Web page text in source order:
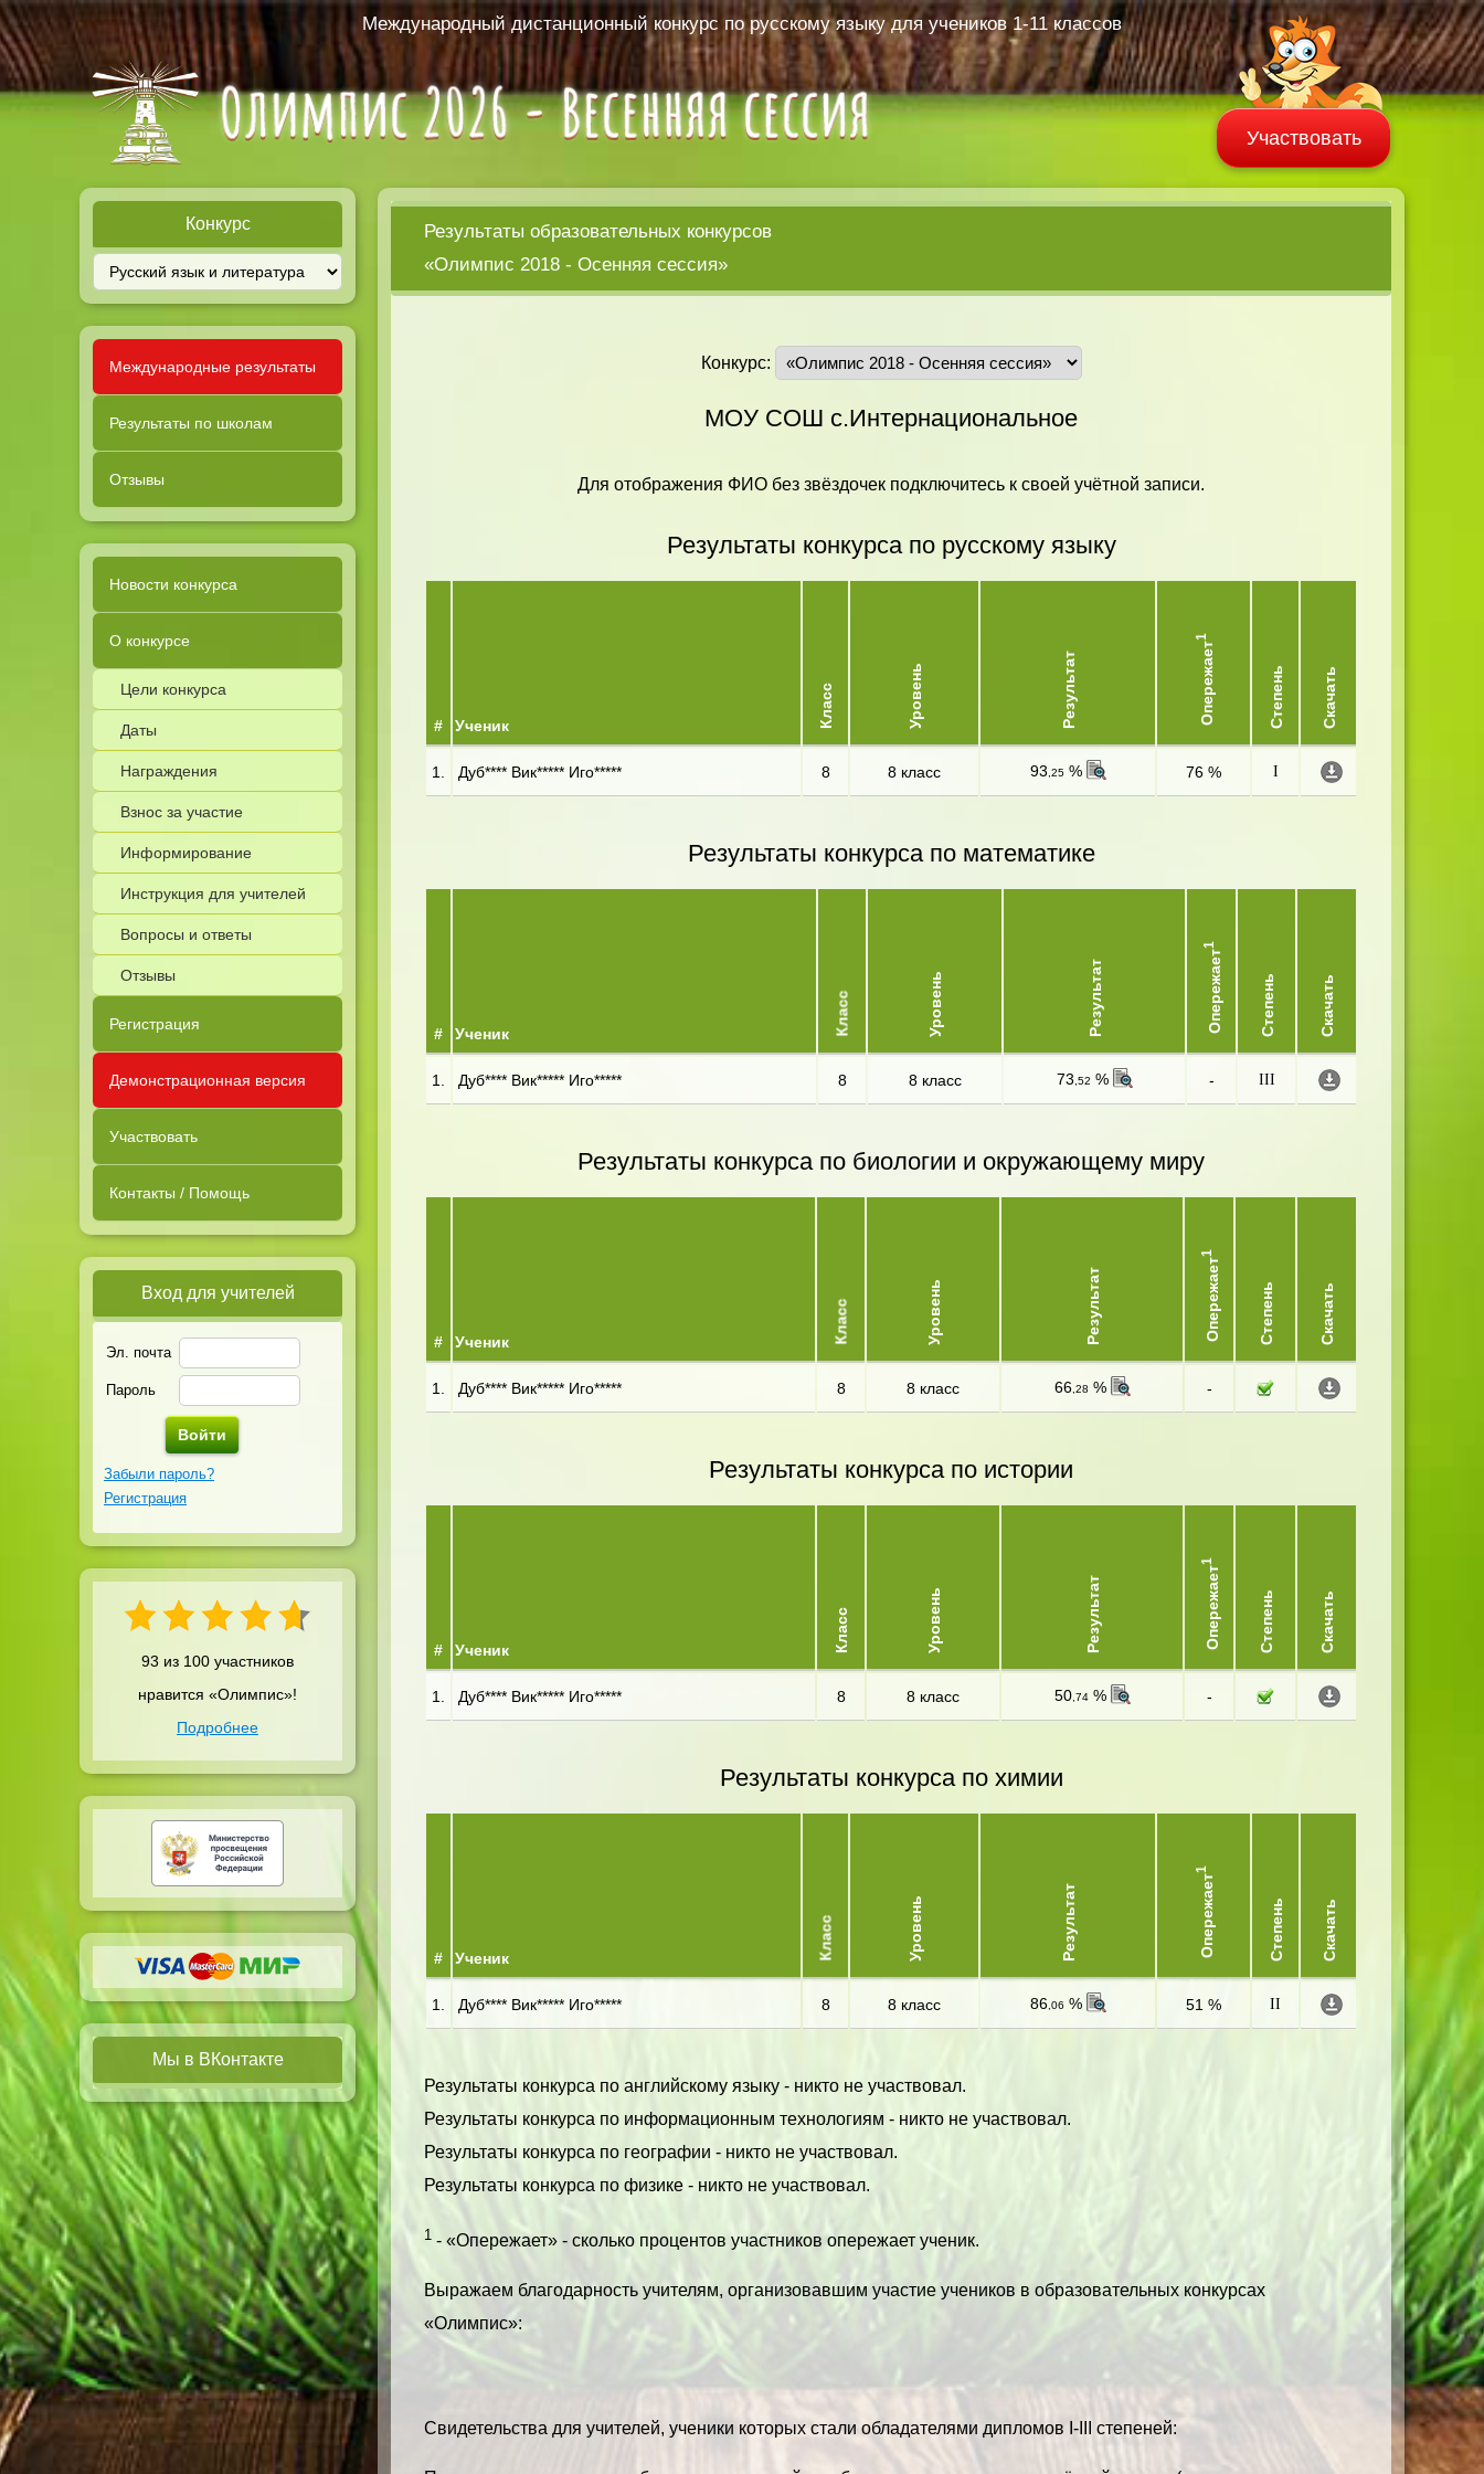
Международный дистанционный конкурс по русскому языку для учеников 1-11 классов
Участвовать
Конкурс
Международные результаты
Результаты по школам
Отзывы
Новости конкурса
О конкурсе
Цели конкурса
Даты
Награждения
Взнос за участие
Информирование
Инструкция для учителей
Вопросы и ответы
Отзывы
Регистрация
Демонстрационная версия
Участвовать
Контакты / Помощь
Вход для учителей
Эл. почта
Пароль
Забыли пароль?
Регистрация
93 из 100 участников
нравится «Олимпис»!
Подробнее
Мы в ВКонтакте
Результаты образовательных конкурсов
«Олимпис 2018 - Осенняя сессия»
Конкурс:
МОУ СОШ с.Интернациональное
Для отображения ФИО без звёздочек подключитесь к своей учётной записи.
Результаты конкурса по русскому языку
# Ученик Класс Уровень Результат Опережает
1
Степень Скачать
1. Дуб**** Вик***** Иго***** 8 8 класс 93 ,25% 76 % I
Результаты конкурса по математике
# Ученик Класс Уровень Результат Опережает
1
Степень Скачать
1. Дуб**** Вик***** Иго***** 8 8 класс 73 ,52 % - III
Результаты конкурса по биологии и окружающему миру
# Ученик Класс Уровень Результат Опережает
1
Степень Скачать
1. Дуб**** Вик***** Иго***** 8 8 класс 66,28 % -
Результаты конкурса по истории
# Ученик Класс Уровень Результат Опережает
1
Степень Скачать
1. Дуб**** Вик***** Иго***** 8 8 класс 50,74% -
Результаты конкурса по химии
# Ученик Класс Уровень Результат Опережает
1
Степень Скачать
1. Дуб**** Вик***** Иго***** 8 8 класс 86,06 % 51 % II
Результаты конкурса по английскому языку - никто не участвовал.
Результаты конкурса по информационным технологиям - никто не участвовал.
Результаты конкурса по географии - никто не участвовал.
Результаты конкурса по физике - никто не участвовал.
1 - «Опережает» - сколько процентов участников опережает ученик.
Выражаем благодарность учителям, организовавшим участие учеников в образовательных конкурсах
«Олимпис»:
Свидетельства для учителей, ученики которых стали обладателями дипломов I-III степеней: